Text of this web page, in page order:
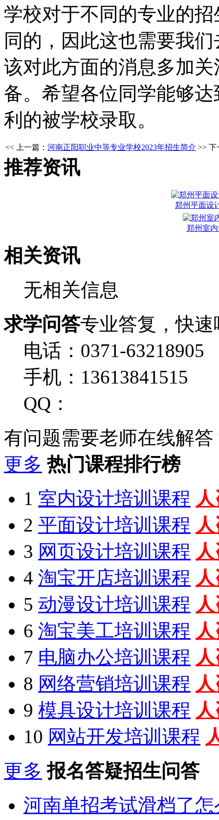
学校对于不同的专业的
同的，因此这也需要我
该对此方面的消息多加
备。希望各位同学能够
利的被学校录取。
<< 上一篇： 河南正阳职业中等专业学校2023年招生简介 >> 下
推荐资讯
郑州平面设
郑州室
相关资讯
无相关信息
求学问答专业答复，快速
电话：0371-63218905
手机：13613841515
QQ：
有问题需要老师在线解答
更多 热门课程排行榜
1 室内设计培训课程
2 平面设计培训课程
3 网页设计培训课程
4 淘宝开店培训课程
5 动漫设计培训课程
6 淘宝美工培训课程
7 电脑办公培训课程
8 网络营销培训课程
9 模具设计培训课程
10 网站开发培训课程
更多 报名答疑招生问答
河南单招考试滑档了